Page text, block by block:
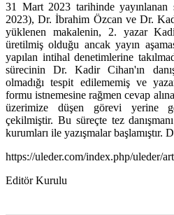
31 Mart 2023 tarihinde yayınlanan
2023), Dr. İbrahim Özcan ve Dr.
yüklenen makalenin, 2. yazar
üretilmiş olduğu ancak yayın
yapılan intihal denetimlerine
sürecinin Dr. Kadir Cihan'ın
olmadığı tespit edilememiş ve
formu istnemesine rağmen cevap
üzerimize düşen görevi yerine
çekilmiştir. Bu süreçte tez
kurumları ile yazışmalar
https://uleder.com/index.php/uleder/
Editör Kurulu